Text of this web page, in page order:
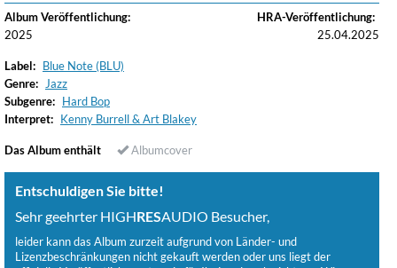
Album Veröffentlichung:
2025
HRA-Veröffentlichung:
25.04.2025
Label: Blue Note (BLU)
Genre:
Jazz
Subgenre: Hard Bop
Interpret: Kenny Burrell & Art Blakey
Das Album enthält Albumcover
Entschuldigen Sie bitte!
Sehr geehrter HIGHRESAUDIO Besucher,
leider kann das Album zurzeit aufgrund von Länder- und
Lizenzbeschränkungen nicht gekauft werden oder uns liegt der